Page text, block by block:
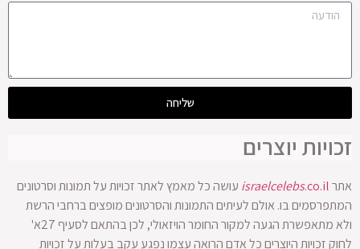
שליחה
זכויות יוצרים
אתר israelcelebs.co.il
עושה כל מאמץ לאתר זכויות על תמונות וסרטונים
המתפרסמים בו. אולם לעיתים התמונות והסרטונים מופצים ברחבי הרשת
ולא מתאפשרת הגעה למקור החומר הויזאולי, לכן בהתאם לסעיף 27א'
לחוק זכויות היוצרים כל אדם הרואה עצמו נפגע עקב בעלות על זכויות